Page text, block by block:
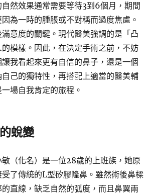
然效果通常需要等待3到6個月，期間
為一時的腫脹或不對稱而過度焦慮。
意度的關鍵。現代醫美強調的是「凸
模樣。因此，在決定手術之前，不妨
我看起來更有自信的鼻子，還是一個
己的獨特性，再搭配上適當的醫美輔
場自我肯定的旅程。
蛻變
（化名）是一位28歲的上班族，她原
了傳統的L型矽膠隆鼻。雖然術後鼻樑
直線，缺乏自然的弧度，而且鼻翼兩